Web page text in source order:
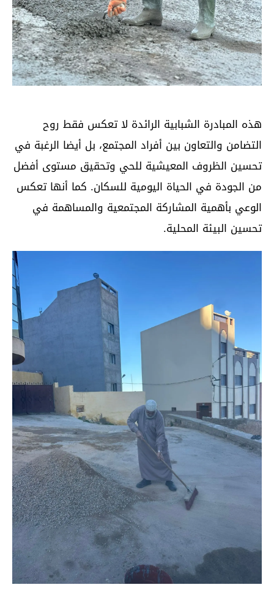
هذه المبادرة الشبابية الرائدة لا تعكس فقط روح
التضامن والتعاون بين أفراد المجتمع، بل أيضا الرغبة في
تحسين الظروف المعيشية للحي وتحقيق مستوى أفضل
من الجودة في الحياة اليومية للسكان. كما أنها تعكس
الوعي بأهمية المشاركة المجتمعية والمساهمة في
تحسين البيئة المحلية.